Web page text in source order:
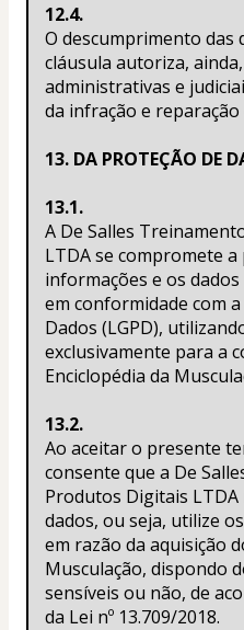
12.4.
O descumprimento das
cláusula autoriza,
administrativas e
da infração e
13. DA PROTEÇÃO DE
13.1.
A De Salles
LTDA se compromete a
informações e os dados
em conformidade com
Dados (LGPD),
exclusivamente para a
Enciclopédia da
13.2.
Ao aceitar o presente
consente que a De
Produtos Digitais
dados, ou seja, utilize
em razão da aquisição
Musculação, dispondo
sensíveis ou não, de
da Lei nº 13.709/2018.